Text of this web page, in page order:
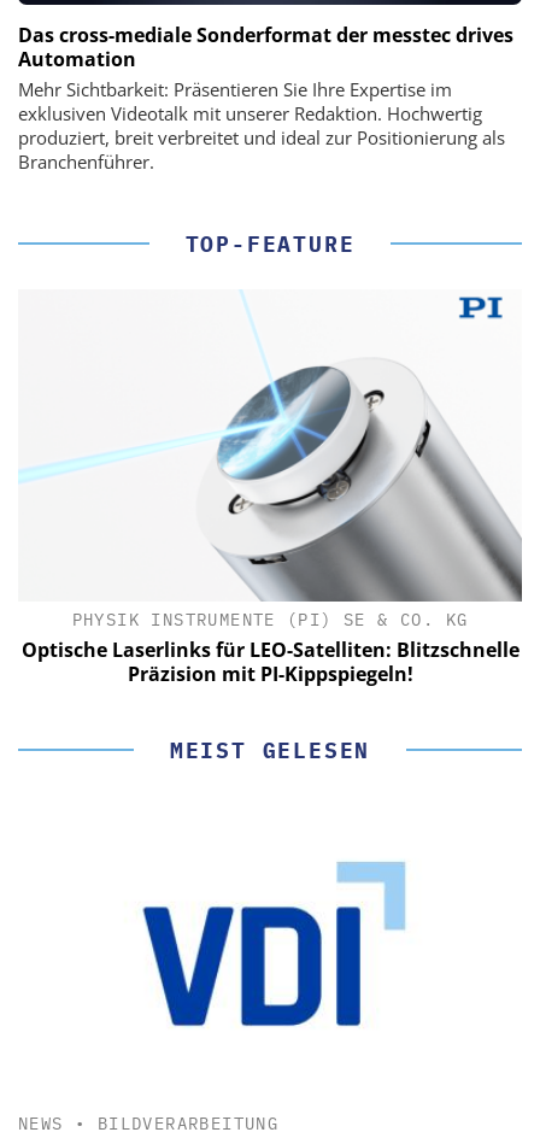
Das cross-mediale Sonderformat der messtec drives
Automation
Mehr Sichtbarkeit: Präsentieren Sie Ihre Expertise im
exklusiven Videotalk mit unserer Redaktion. Hochwertig
produziert, breit verbreitet und ideal zur Positionierung als
Branchenführer.
TOP-FEATURE
PHYSIK INSTRUMENTE (PI) SE & CO. KG
Optische Laserlinks für LEO-Satelliten: Blitzschnelle
Präzision mit PI-Kippspiegeln!
MEIST GELESEN
NEWS • BILDVERARBEITUNG